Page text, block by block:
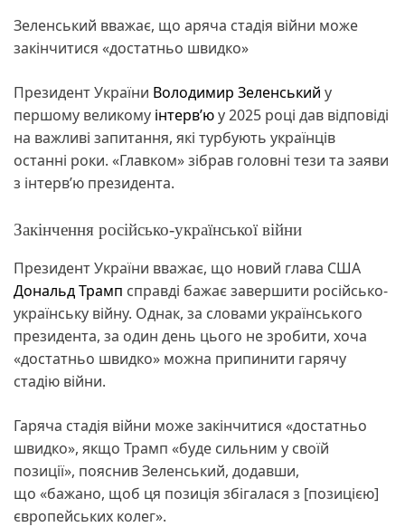
Зеленський вважає, що аряча стадія війни може
закінчитися «достатньо швидко»
Президент України Володимир Зеленський у
першому великому інтерв’юу 2025 році дав відповіді
на важливі запитання, які турбують українців
останні роки. «Главком» зібрав головні тези та заяви
з інтерв’ю президента.
Закінчення російсько-української війни
Президент України вважає, що новий глава США
Дональд Трамп справді бажає завершити російсько-
українську війну. Однак, за словами українського
президента, за один день цього не зробити, хоча
«достатньо швидко» можна припинити гарячу
стадію війни.
Гаряча стадія війни може закінчитися «достатньо
швидко», якщо Трамп «буде сильним у своїй
позиції», пояснив Зеленський, додавши,
що «бажано, щоб ця позиція збігалася з [позицією]
європейських колег».